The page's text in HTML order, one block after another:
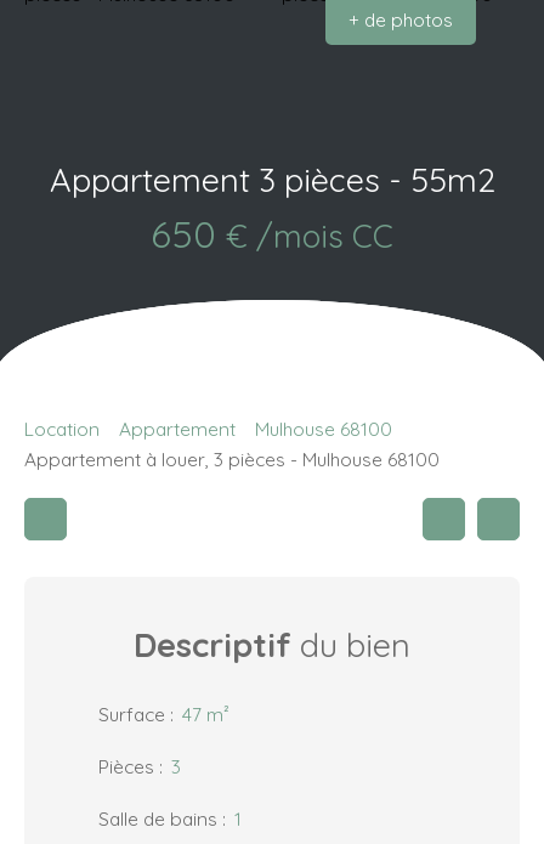
+ de photos
Appartement 3 pièces - 55m2
650 € /mois CC
Location Appartement
Mulhouse 68100
Appartement à louer, 3 pièces - Mulhouse 68100
Descriptif du bien
Surface : 47 m²
Pièces : 3
Salle de bains : 1